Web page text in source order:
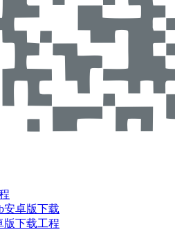
安卓版下载
版下载工程